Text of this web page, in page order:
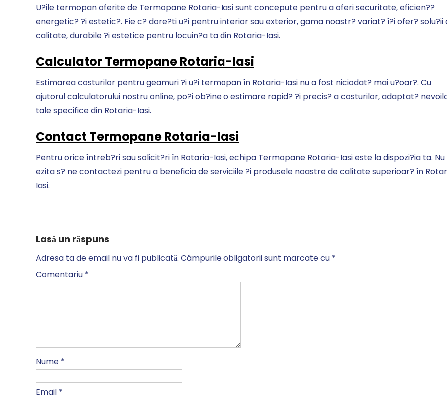
U?ile termopan oferite de Termopane Rotaria-Iasi sunt concepute pentru a oferi securitate, eficien??
energetic? ?i estetic?. Fie c? dore?ti u?i pentru interior sau exterior, gama noastr? variat? î?i ofer? solu?ii
calitate, durabile ?i estetice pentru locuin?a ta din Rotaria-Iasi.
Calculator Termopane Rotaria-Iasi
Estimarea costurilor pentru geamuri ?i u?i termopan în Rotaria-Iasi nu a fost niciodat? mai u?oar?. Cu
ajutorul calculatorului nostru online, po?i ob?ine o estimare rapid? ?i precis? a costurilor, adaptat?
tale specifice din Rotaria-Iasi.
Contact Termopane Rotaria-Iasi
Pentru orice întreb?ri sau solicit?ri în Rotaria-Iasi, echipa Termopane Rotaria-Iasi este la dispozi?ia ta. Nu
ezita s? ne contactezi pentru a beneficia de serviciile ?i produsele noastre de calitate superioar? în
Iasi.
Lasă un răspuns
Adresa ta de email nu va fi publicată. Câmpurile obligatorii sunt marcate cu *
Comentariu *
Nume *
Email *